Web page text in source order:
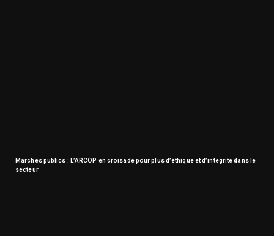
Marchés publics : L’ARCOP en croisade pour plus d’éthique et d’intégrité dans le
secteur